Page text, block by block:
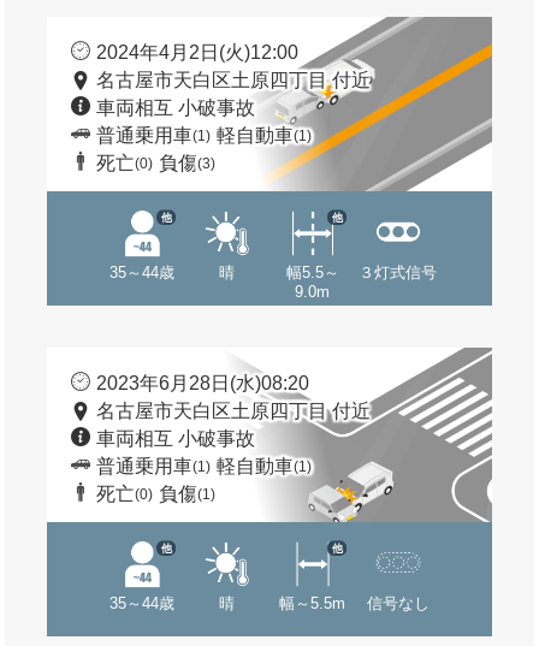
2024年4月2日(火)12:00
名古屋市天白区土原四丁目 付近
車両相互 小破事故
普通乗用車(1) 軽自動車(1)
死亡(0) 負傷(3)
35～44歳
他
晴
幅5.5～
9.0m
他
３灯式信号
2023年6月28日(水)08:20
名古屋市天白区土原四丁目 付近
車両相互 小破事故
普通乗用車(1) 軽自動車(1)
死亡(0) 負傷(1)
35～44歳
他
晴 幅～5.5m
他
信号なし